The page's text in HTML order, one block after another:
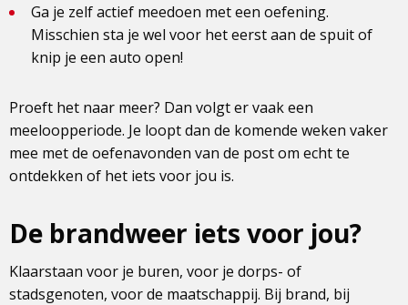
Ga je zelf actief meedoen met een oefening.
Misschien sta je wel voor het eerst aan de spuit of
knip je een auto open!
Proeft het naar meer? Dan volgt er vaak een
meeloopperiode. Je loopt dan de komende weken vaker
mee met de oefenavonden van de post om echt te
ontdekken of het iets voor jou is.
De brandweer iets voor jou?
Klaarstaan voor je buren, voor je dorps- of
stadsgenoten, voor de maatschappij. Bij brand, bij